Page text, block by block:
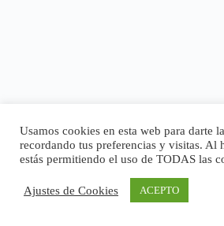
Usamos cookies en esta web para darte
recordando tus preferencias y visitas. Al
estás permitiendo el uso de TODAS las
Ajustes de Cookies ACEPTO